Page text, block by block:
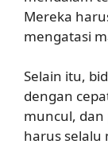
Mereka
mengatasi
Selain itu,
dengan
muncul, dan
harus selalu